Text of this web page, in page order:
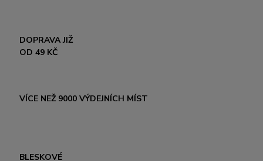
DOPRAVA JIŽ
OD 49 KČ
VÍCE NEŽ 9000 VÝDEJNÍCH MÍST
BLESKOVÉ